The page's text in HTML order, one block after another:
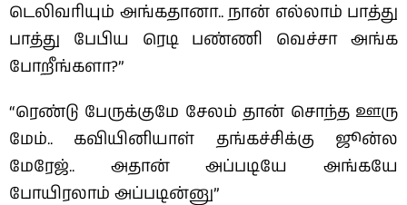
டெலிவரியும் அங்கதானா.. நான் எல்லாம் பாத்து
பாத்து பேபிய ரெடி பண்ணி வெச்சா அங்க
போறீங்களா?”
“ரெண்டு பேருக்குமே சேலம் தான் சொந்த ஊரு
மேம்.. கவியினியாள் தங்கச்சிக்கு ஜூன்ல
மேரேஜ்.. அதான் அப்படியே அங்கயே
போயிரலாம் அப்படின்னு”